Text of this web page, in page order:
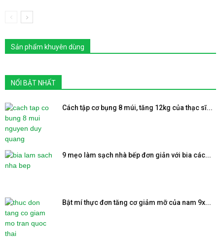
Sản phẩm khuyên dùng
NỔI BẬT NHẤT
Cách tập cơ bụng 8 múi, tăng 12kg của thạc sĩ...
9 mẹo làm sạch nhà bếp đơn giản với bia các...
Bật mí thực đơn tăng cơ giảm mỡ của nam 9x...